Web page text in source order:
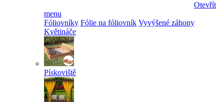
Otevřít
menu
Fóliovníky Fólie na fóliovník Vyvýšené záhony
Květináče
Pískoviště